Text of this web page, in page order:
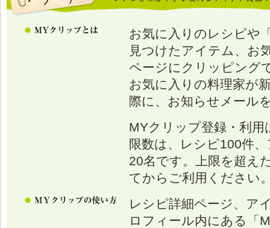
お気に入りのレシピや
見つけたアイテム、お
ページにクリッピング
お気に入りの料理家が
際に、お知らせメール
MYクリップ登録・利
限数は、レシピ100件
20名です。上限を超え
てからご利用ください
レシピ詳細ページ、ア
ロフィール内にある「